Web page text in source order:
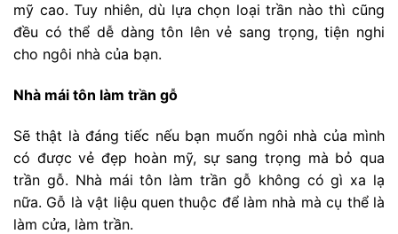
mỹ cao. Tuy nhiên, dù lựa chọn loại trần nào thì cũng
đều có thể dễ dàng tôn lên vẻ sang trọng, tiện nghi
cho ngôi nhà của bạn.
Nhà mái tôn làm trần gỗ
Sẽ thật là đáng tiếc nếu bạn muốn ngôi nhà của mình
có được vẻ đẹp hoàn mỹ, sự sang trọng mà bỏ qua
trần gỗ. Nhà mái tôn làm trần gỗ không có gì xa lạ
nữa. Gỗ là vật liệu quen thuộc để làm nhà mà cụ thể là
làm cửa, làm trần.